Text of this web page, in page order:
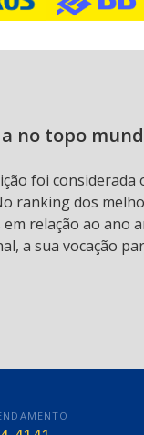
no topo
foi
ranking dos
relação ao ano
a sua vocação